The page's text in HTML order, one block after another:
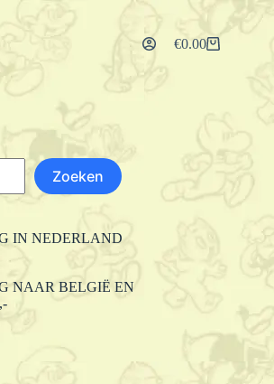
Winkelwagen
€0.00
Zoeken
IN NEDERLAND
NAAR BELGIË EN